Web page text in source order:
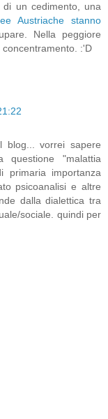
un cedimento, una
Austriache stanno
Nella peggiore
:'D
blog... vorrei sapere
questione "malattia
primaria importanza
psicoanalisi e altre
dalla dialettica tra
sociale. quindi per